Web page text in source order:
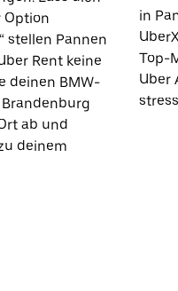
Option
stellen Pannen
Rent keine
deinen BMW-
ab und
deinem
in
Top-
Uber